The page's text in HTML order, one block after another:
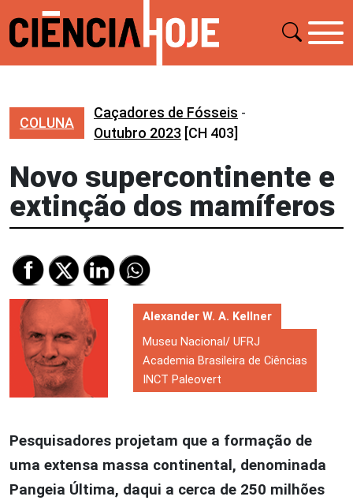
COLUNA
Caçadores de Fósseis -
Outubro 2023 [CH 403]
Novo supercontinente e
extinção dos mamíferos
Alexander W. A. Kellner
Museu Nacional/ UFRJ
Academia Brasileira de Ciências
INCT Paleovert
Pesquisadores projetam que a formação de
uma extensa massa continental, denominada
Pangeia Última, daqui a cerca de 250 milhões